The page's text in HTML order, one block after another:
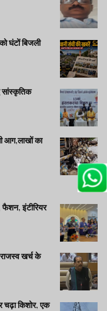
घंटों बिजली
आग,लाखों का
इंटीरियर
खर्च के
चढ़ा किशोर, एक